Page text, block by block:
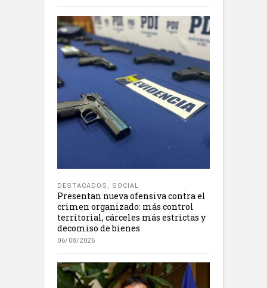
DESTACADOS , SOCIAL
Presentan nueva ofensiva contra el
crimen organizado: más control
territorial, cárceles más estrictas y
decomiso de bienes
06/08/2026